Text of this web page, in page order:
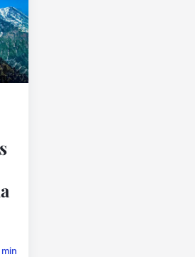
min